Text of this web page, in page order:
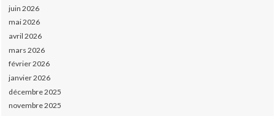
juin 2026
mai 2026
avril 2026
mars 2026
février 2026
janvier 2026
décembre 2025
novembre 2025